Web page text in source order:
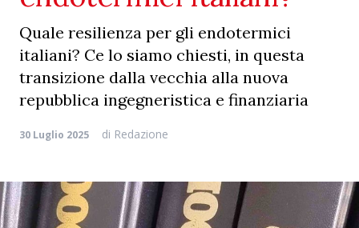
Quale resilienza per gli endotermici
italiani? Ce lo siamo chiesti, in questa
transizione dalla vecchia alla nuova
repubblica ingegneristica e finanziaria
30 Luglio 2025 di Redazione